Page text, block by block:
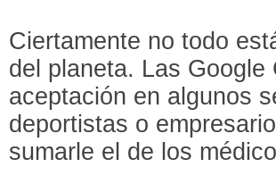
Ciertamente no todo
del planeta. Las
aceptación en algunos
deportistas o
sumarle el de los